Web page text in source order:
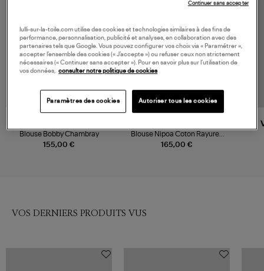
155,00 €
Blouse Bobby Chambray
165,00 €
Blouse Nipoa Coton Rayures
Bleu
VOS DERNIERS PRODUITS VUS
lulli-sur-la-toile.com utilise des cookies et technologies similaires à des fins de
performance, personnalisation, publicité et analyses, en collaboration avec des
partenaires tels que Google. Vous pouvez configurer vos choix via « Paramétrer »,
accepter l’ensemble des cookies (« J’accepte ») ou refuser ceux non strictement
nécessaires (« Continuer sans accepter »). Pour en savoir plus sur l’utilisation de
vos données, consulter notre politique de cookies
Paramètres des cookies Autoriser tous les cookies
Continuer sans accepter